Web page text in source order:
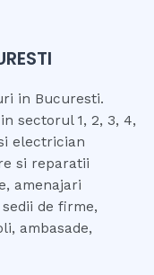
in Bucuresti.
sectorul 1, 2, 3, 4,
electrician
si reparatii
amenajari
de firme,
ambasade,